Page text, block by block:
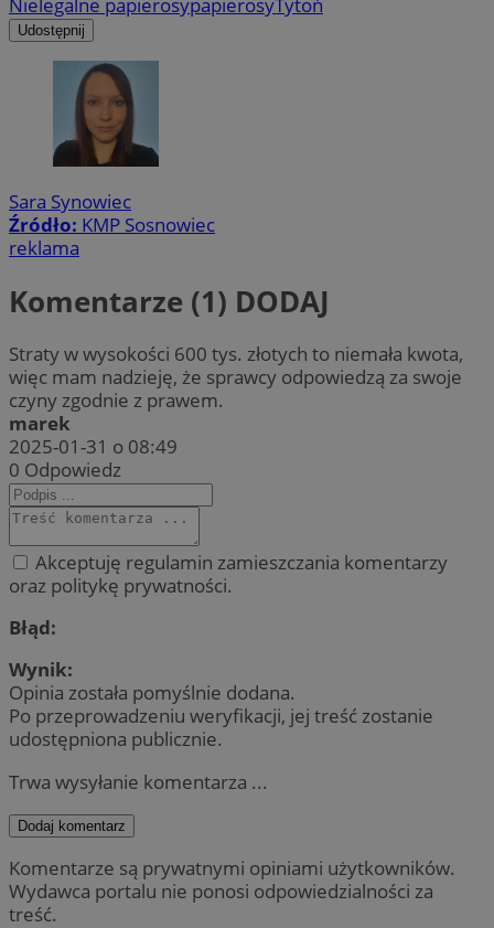
Udostępnij
Sara Synowiec
Źródło: KMP Sosnowiec
reklama
Komentarze (1) DODAJ
Straty w wysokości 600 tys. złotych to niemała kwota,
więc mam nadzieję, że sprawcy odpowiedzą za swoje
czyny zgodnie z prawem.
marek
2025-01-31 o 08:49
0 Odpowiedz
Akceptuję regulamin zamieszczania komentarzy
oraz politykę prywatności.
Błąd:
Wynik:
Opinia została pomyślnie dodana.
Po przeprowadzeniu weryfikacji, jej treść zostanie
udostępniona publicznie.
Trwa wysyłanie komentarza ...
Dodaj komentarz
Komentarze są prywatnymi opiniami użytkowników.
Wydawca portalu nie ponosi odpowiedzialności za
treść.